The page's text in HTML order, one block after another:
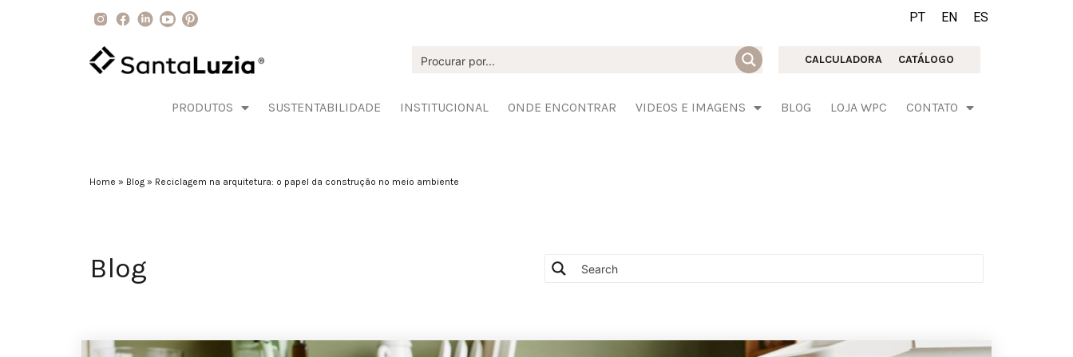
PT EN ES
CALCULADORA CATÁLOGO
PRODUTOS SUSTENTABILIDADE INSTITUCIONAL ONDE ENCONTRAR VIDEOS E IMAGENS BLOG LOJA WPC CONTATO
Home » Blog » Reciclagem na arquitetura: o papel da construção no meio ambiente
Blog